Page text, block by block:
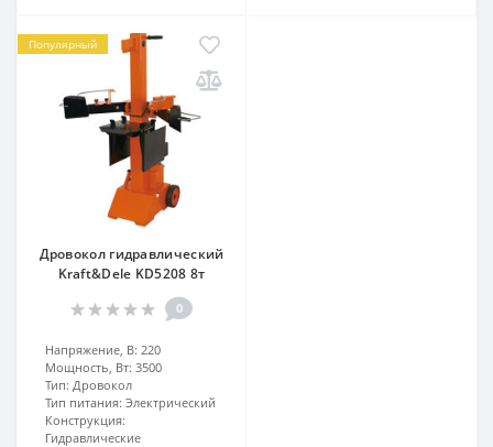
Популярный
Дровокол гидравлический
Kraft&Dele KD5208 8т
0
Напряжение, В: 220
Мощность, Вт: 3500
Тип: Дровокол
Тип питания: Электрический
Конструкция:
Гидравлические